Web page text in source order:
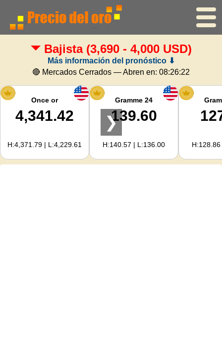
Inicio
Precio del oro
Precio de la plata
Calculadora de oro
Para Webmasters
Bajista(3,690 - 4,000 USD)
Más información del pronóstico ⬇
🔴 Mercados Cerrados — Abren en: 08:26:21
Once or
4,341.42
H:4,371.79 | L:4,229.61
Gramme 24
139.60
H:140.57 | L:136.00
❯